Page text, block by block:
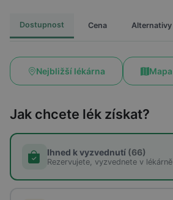
Dostupnost Cena Alternativy
Nejbližší lékárna Mapa
Jak chcete lék získat?
Ihned k vyzvednutí (66)
Rezervujete, vyzvednete v lékárně